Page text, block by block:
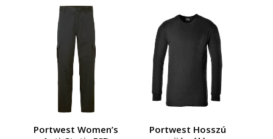
Portwest Women’s
Portwest Hosszú